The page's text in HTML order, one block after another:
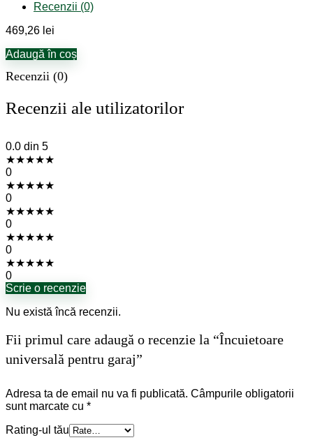
Recenzii (0)
469,26 lei
Adaugă în coș
Recenzii (0)
Recenzii ale utilizatorilor
0.0 din 5
★★★★★
0
★★★★★
0
★★★★★
0
★★★★★
0
★★★★★
0
Scrie o recenzie
Nu există încă recenzii.
Fii primul care adaugă o recenzie la “Încuietoare
universală pentru garaj”
Adresa ta de email nu va fi publicată. Câmpurile obligatorii
sunt marcate cu *
Rating-ul tău